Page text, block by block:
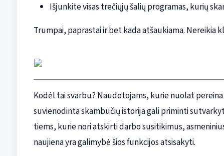
Išjunkite visas trečiųjų šalių programas, kurių
Trumpai, paprastai ir bet kada atšaukiama. Nereikia
Kodėl tai svarbu? Naudotojams, kurie nuolat
suvienodinta skambučių istorija gali priminti
tiems, kurie nori atskirti darbo susitikimus,
naujiena yra galimybė šios funkcijos atsisakyti.